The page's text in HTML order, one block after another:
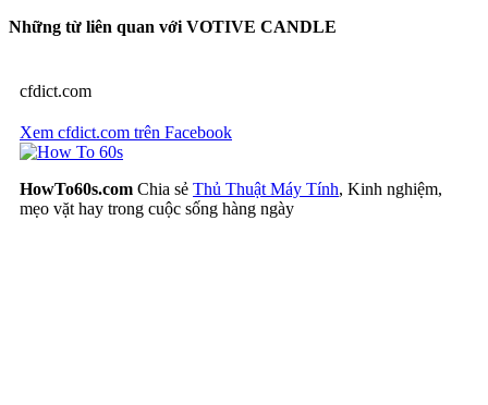
Những từ liên quan với VOTIVE CANDLE
cfdict.com
Xem cfdict.com trên Facebook
HowTo60s.com Chia sẻ Thủ Thuật Máy Tính, Kinh nghiệm,
mẹo vặt hay trong cuộc sống hàng ngày